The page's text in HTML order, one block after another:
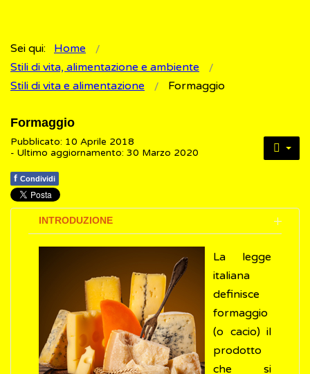
Sei qui:
Home
Stili di vita, alimentazione e ambiente
Stili di vita e alimentazione
Formaggio
Formaggio
Pubblicato: 10 Aprile 2018
- Ultimo aggiornamento: 30 Marzo 2020
f Condividi
INTRODUZIONE
La legge
italiana
definisce
formaggio
(o cacio) il
prodotto
che si